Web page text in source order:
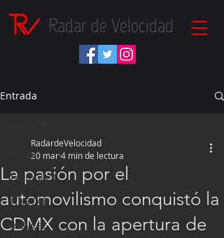
Radar de Velocidad
Entrada
Inicio
Fórmula 1
NASCAR
IndyCar
La pasión por el
automovilismo conquistó la
CDMX con la apertura de
RadardeVelocidad
20 mar4 min de lectura